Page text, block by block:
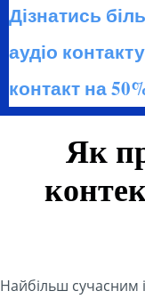
Дізнатись
аудіо
контакт на
Як
Найбільш сучасним